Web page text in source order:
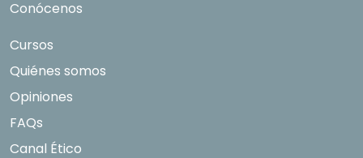
Conócenos
Cursos
Quiénes somos
Opiniones
FAQs
Canal Ético